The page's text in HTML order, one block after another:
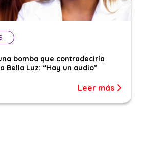
bomba que contradeciría
Bella Luz: “Hay un audio”
Leer más